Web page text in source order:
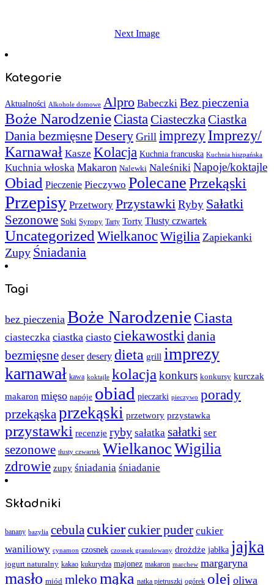
Next Image
Kategorie
Aktualności Alkohole domowe Alpro Babeczki Bez pieczenia
Boże NarodzenieCiastaCiasteczkaCiastka
Dania bezmięsneDesery Grill imprezy Imprezy/
Karnawał Kasze Kolacja Kuchnia francuska Kuchnia hiszpańska
Kuchnia włoska Makaron Nalewki Naleśniki Napoje/koktajle
Obiad Pieczenie Pieczywo PolecanePrzekąski
Przepisy Przetwory PrzystawkiRyby Sałatki
Sezonowe Soki Syropy Tarty Torty Tłusty czwartek
UncategorizedWielkanocWigilia Zapiekanki
Zupy Śniadania
Tagi
bez pieczenia Boże Narodzenie Ciasta
ciasteczka ciastka ciasto ciekawostki dania
bezmięsne deser desery dieta grill imprezy
karnawał kawa koktajle kolacja konkurs konkursy kurczak
makaron mięso napóje obiad pieczarki pieczywo porady
przekąskaprzekąski przetwory przystawka
przystawki recenzje ryby sałatka sałatki ser
sezonowe tłusty czwartek WielkanocWigilia
zdrowie zupy śniadania śniadanie
Składniki
banany bazylia cebula cukiercukier puder cukier
waniliowy cynamon czosnek czosnek granulowany drożdże jabłka jajka
jogurt naturalny kakao kukurydza majonez makaron marchew margaryna
masło miód mleko mąka natka pietruszki ogórek olej oliwa